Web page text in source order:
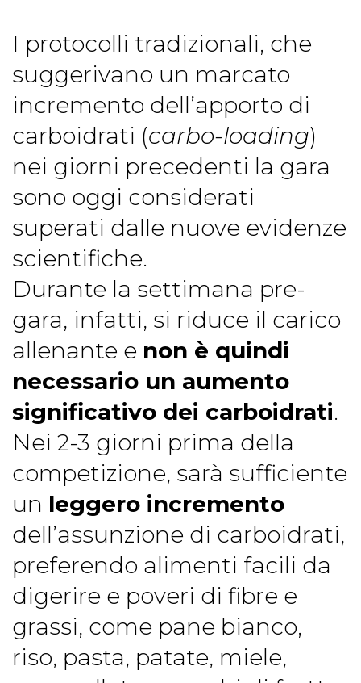
I protocolli tradizionali, che
suggerivano un marcato
incremento dell’apporto di
carboidrati (carbo-loading)
nei giorni precedenti la gara
sono oggi considerati
superati dalle nuove evidenze
scientifiche.
Durante la settimana pre-
gara, infatti, si riduce il carico
allenante e non è quindi
necessario un aumento
significativo dei carboidrati.
Nei 2-3 giorni prima della
competizione, sarà sufficiente
un leggero incremento
dell’assunzione di carboidrati,
preferendo alimenti facili da
digerire e poveri di fibre e
grassi, come pane bianco,
riso, pasta, patate, miele,